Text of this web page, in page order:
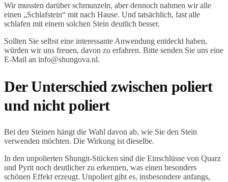
Wir mussten darüber schmunzeln, aber dennoch nahmen wir alle
einen „Schlafstein“ mit nach Hause. Und tatsächlich, fast alle
schlafen mit einem solchen Stein deutlich besser.
Sollten Sie selbst eine interessante Anwendung entdeckt haben,
würden wir uns freuen, davon zu erfahren. Bitte senden Sie uns eine
E-Mail an info@shungova.nl.
Der Unterschied zwischen poliert
und nicht poliert
Bei den Steinen hängt die Wahl davon ab, wie Sie den Stein
verwenden möchten. Die Wirkung ist dieselbe.
In den unpolierten Shungit-Stücken sind die Einschlüsse von Quarz
und Pyrit noch deutlicher zu erkennen, was einen besonders
schönen Effekt erzeugt. Unpoliert gibt es, insbesondere anfangs,